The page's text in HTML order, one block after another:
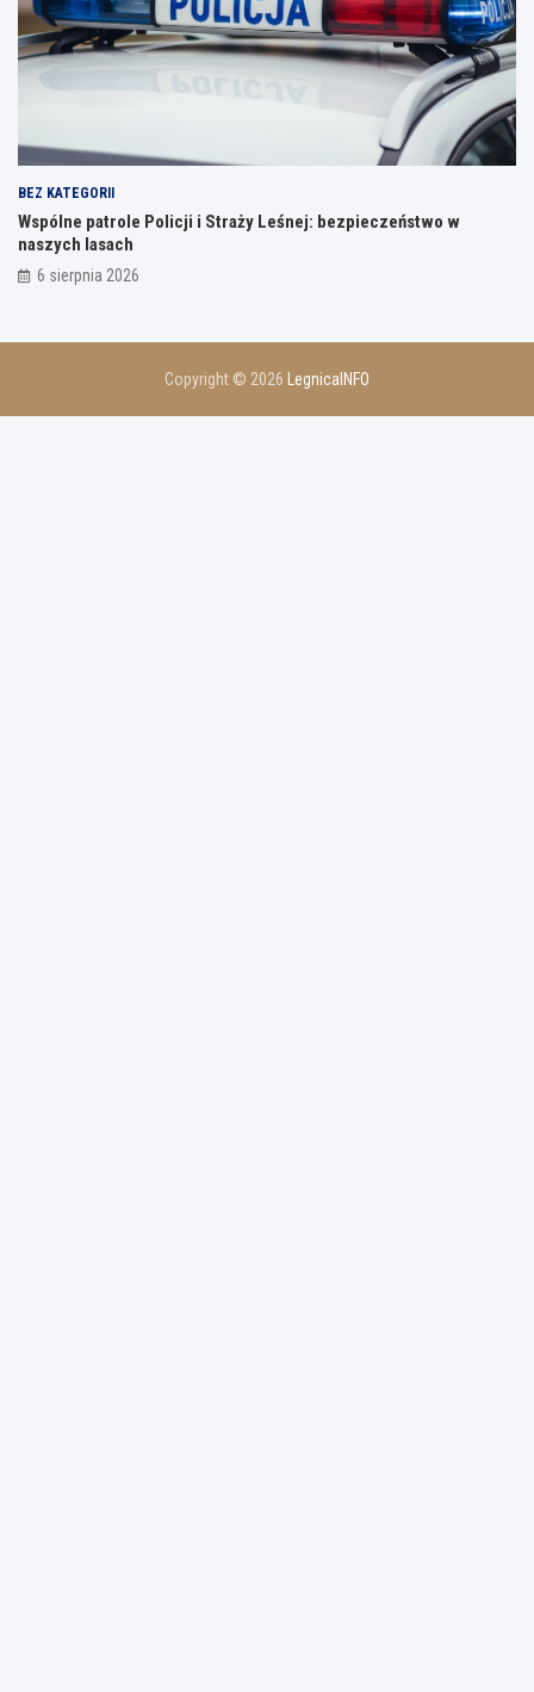
BEZ KATEGORII
Wspólne patrole Policji i Straży Leśnej: bezpieczeństwo w
naszych lasach
6 sierpnia 2026
Copyright © 2026 LegnicaINFO